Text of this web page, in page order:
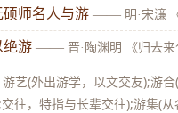
硕师名人与游 —— 明·宋濂
绝游 —— 晋·陶渊明 《归去来
游艺(外出游学，以文交友);游
往，特指与长辈交往);游集(